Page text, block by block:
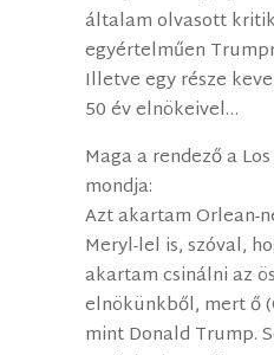
általam olvasott
egyértelműen
Illetve egy része
50 év elnökeivel…
Maga a rendező a
mondja:
Azt akartam Orlean-
Meryl-lel is, szóval,
akartam csinálni az
elnökünkből, mert ő
mint Donald Trump.